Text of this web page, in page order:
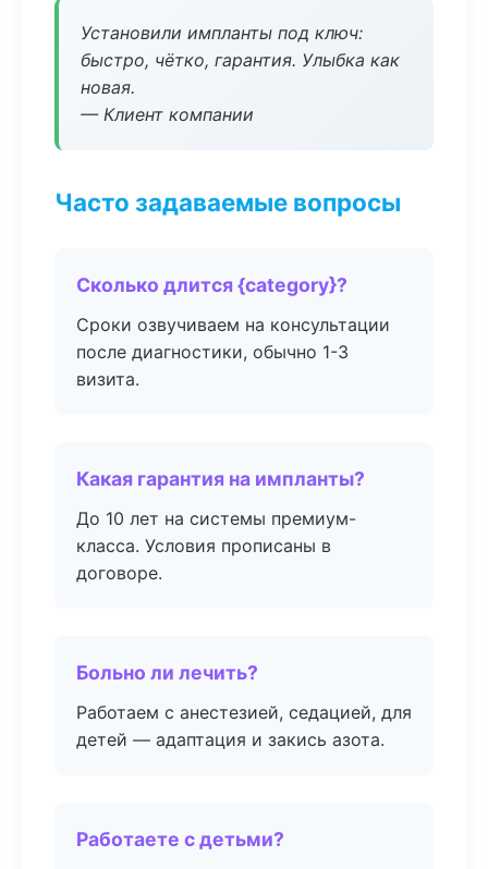
Установили импланты под ключ:
быстро, чётко, гарантия. Улыбка как
новая.
— Клиент компании
Часто задаваемые вопросы
Сколько длится {category}?
Сроки озвучиваем на консультации
после диагностики, обычно 1-3
визита.
Какая гарантия на импланты?
До 10 лет на системы премиум-
класса. Условия прописаны в
договоре.
Больно ли лечить?
Работаем с анестезией, седацией, для
детей — адаптация и закись азота.
Работаете с детьми?